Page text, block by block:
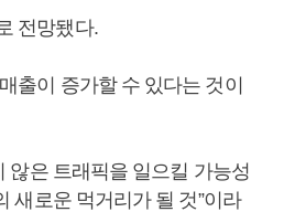
전망됐다.
출이 증가할 수 있다는 것이
않은 트래픽을 일으킬 가능성
새로운 먹거리가 될 것”이라